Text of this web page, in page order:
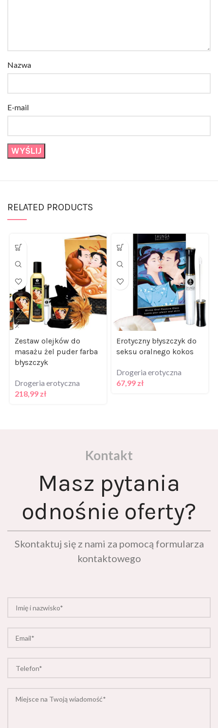
Nazwa
E-mail
RELATED PRODUCTS
Zestaw olejków do
masażu żel puder farba
błyszczyk
Drogeria erotyczna
218,99 zł
Erotyczny błyszczyk do
seksu oralnego kokos
Drogeria erotyczna
67,99 zł
Kontakt
Masz pytania
odnośnie oferty?
Skontaktuj się z nami za pomocą formularza
kontaktowego